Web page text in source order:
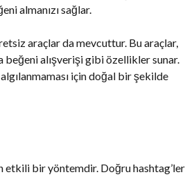
almanızı sağlar.
araçlar da mevcuttur. Bu araçlar,
beğeni alışverişi gibi özellikler sunar.
için doğal bir şekilde
etkili bir yöntemdir. Doğru hashtag’ler